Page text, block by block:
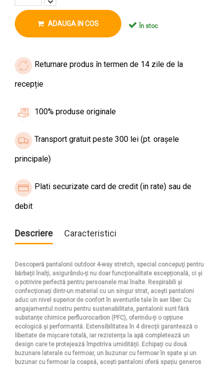
ADAUGA IN COS În stoc
Returnare produs în termen de 14 zile de la
recepție
100% produse originale
Transport gratuit peste 300 lei (pt. orașele
principale)
Plati securizate card de credit (in rate) sau de
debit
Descriere Caracteristici
Descoperă pantalonii outdoor 4-way stretch, special concepuți pentru
bărbații înalți, asigurându-ți nu doar funcționalitate excepțională, ci și
o potrivire perfectă pentru persoanele mai înalte. Respirabili și
confecționați dintr-un material cu un singur strat, acești pantaloni
aduc un nivel superior de confort în aventurile tale în aer liber. Cu
angajamentul nostru pentru sustenabilitate, pantalonii sunt fără
substanțe chimice perfluorocarbon (PFC), oferindu-ți o opțiune
ecologică și performantă. Extensibilitatea în 4 direcții garantează o
libertate de mișcare totală, iar rezistența la apă completează un
design care te protejează împotriva umidității. Echipați cu două
buzunare laterale cu fermoar, un buzunar cu fermoar în spate și un
buzunar cu fermoar la coapsă, acești pantaloni oferă spațiu generos